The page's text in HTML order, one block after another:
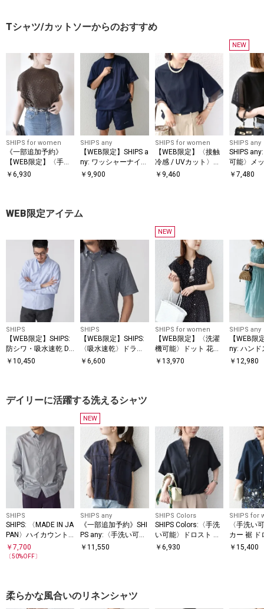
Tシャツ/カットソーからのおすすめ
SHIPS for women
《一部追加予約》
【WEB限定】〈手洗
い可能〉アイレット
￥ 6,930
SHIPS any
【WEB限定】SHIPS a
ny: ワッシャーナイロ
ン スピンドル Tシャ
￥ 9,900
SHIPS for women
【WEB限定】〈接触
冷感 / UVカット〉シ
アー オーガンジー コ
￥ 9,460
NEW
SHIPS any
SHIPS
可能〉メ
ー ハンカ
￥7,480
WEB限定アイテム
SHIPS
【WEB限定】SHIPS:
防シワ・吸水速乾 Dr
ymix(R) ワンポイン
￥ 10,450
SHIPS
【WEB限定】SHIPS:
〈吸水速乾〉ドライ
ピケ ワンポイント ロ
￥6,600
NEW
SHIPS for women
【WEB限定】〈洗濯
機可能〉ドット 花柄
サイド プリーツ フレ
￥ 13,970
SHIPS any
【WEB限
ny: ハンド
グ コットン フレア
￥12,980
デイリーに活躍する洗えるシャツ
SHIPS
SHIPS: 〈MADE IN JA
PAN〉ハイカウント
ワッシャー レギュラ
ーカラーシャツ
￥ 7,700
〔50%OFF〕
NEW
SHIPS any
《一部追加予約》SHI
PS any:〈手洗い可
能〉エンブロイダリ
￥11,550
SHIPS Colors
SHIPS Colors:〈手洗
い可能〉ドロスト シ
ャツ◇
￥ 6,930
SHIPS for
〈手洗い
カー 裾 ド
タル ボタ
￥15,400
柔らかな風合いのリネンシャツ